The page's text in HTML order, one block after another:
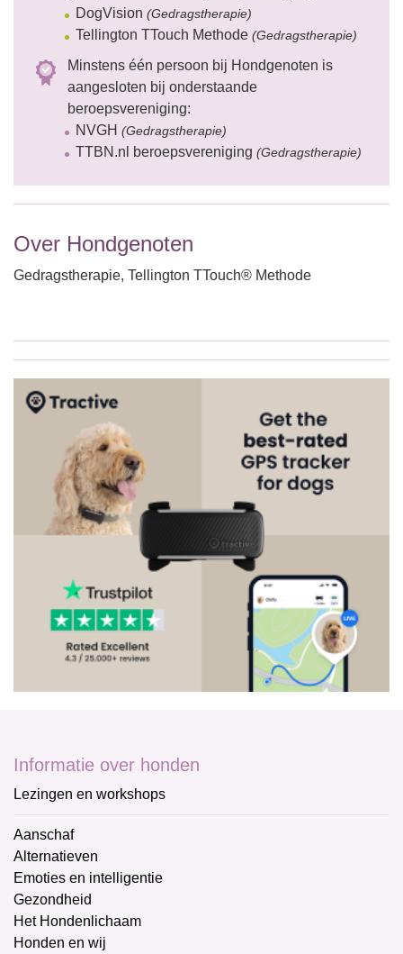
DogVision (Gedragstherapie)
Tellington TTouch Methode (Gedragstherapie)
Minstens één persoon bij Hondgenoten is
aangesloten bij onderstaande
beroepsvereniging:
NVGH (Gedragstherapie)
TTBN.nl beroepsvereniging (Gedragstherapie)
Over Hondgenoten
Gedragstherapie, Tellington TTouch® Methode
Informatie over honden
Lezingen en workshops
Aanschaf
Alternatieven
Emoties en intelligentie
Gezondheid
Het Hondenlichaam
Honden en wij